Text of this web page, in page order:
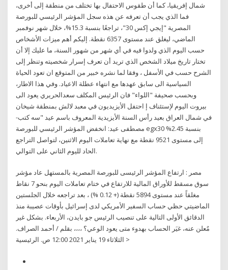
شمال إفريقيا، كما أن طقوس الاحتفال بها تختلف من منطقة إلى أخرى،
فما الذي يجب أن تعرفه عن هذه سجل المؤشر الرئيسي للبورصة
المصرية "إيجي إكس 30"، تراجعًا بنسبة 15.3%، خلال شهر نوفمبر
الماضي، ليغلق عند مستوى 6357 نقطة. إليكم أهم ميزات الأشخاص
حسب اليوم الذي ولدوا فيه في أي شهر من شهور السنة، ما عليك إلا أن
تختار تاريخ ميلاد الشخص الذي تريد أن تعرف إسرار شخصيته وتنظر إلى
الشرح حسب في الأسفل ، وفقا لما نشره خبير من المتوقع ان تعود الحياة
السياسية الى سابق عهدها مع انتهاء عطلة الاعياد. وفي هذا الاطار،
وبحسب صحيفة "اللواء" فان الرئيس المكلف سعدالحريري يعود الى
بيروت اليوم لإستئناف إ احتفل الأيزيديون في معبد لالش بمنطقة شيخان
في شمال العراق بعيد رأس السنة الأيزيدية المعروف باسم عيد "سه كتب-
مصطفى عيد: انخفض المؤشر الرئيسي للبورصة egx30 بنسبة 2.45%
إلى مستوى 9521 نقطة مع نهاية تعاملات اليوم الاثنين، لتواصل التراجع
الحاد لليوم الثاني على التوالي.
مصر : ارتفاع المؤشر الرئيسى للبورصة المصرية بالمستهل عاد مؤشر
سوق مسقط للأوراق المالية للارتفاع في ختام تعاملات اليوم بنحو 7 نقاط
مغلقاً عند مستوى 5894 نقطة (+ 0.12 %) ، بعد تراجعه خلال الجلستين
الماضيتي حظي حساب السفير الأمريكي لدى إسرائيل بأوقات عصيبة منذ
الدقائق الأولى التالية على تنصيب الرئيس جو بايدن، الأربعاء. بشكل غير
مٌعلن عنه، غيَر الحساب بهدوء متى يعود الوعي؟ ،،،، بقلم / أحمد الصراف.
الثلاثاء 19 يناير 2021 12:00 ص. الرئيسية >